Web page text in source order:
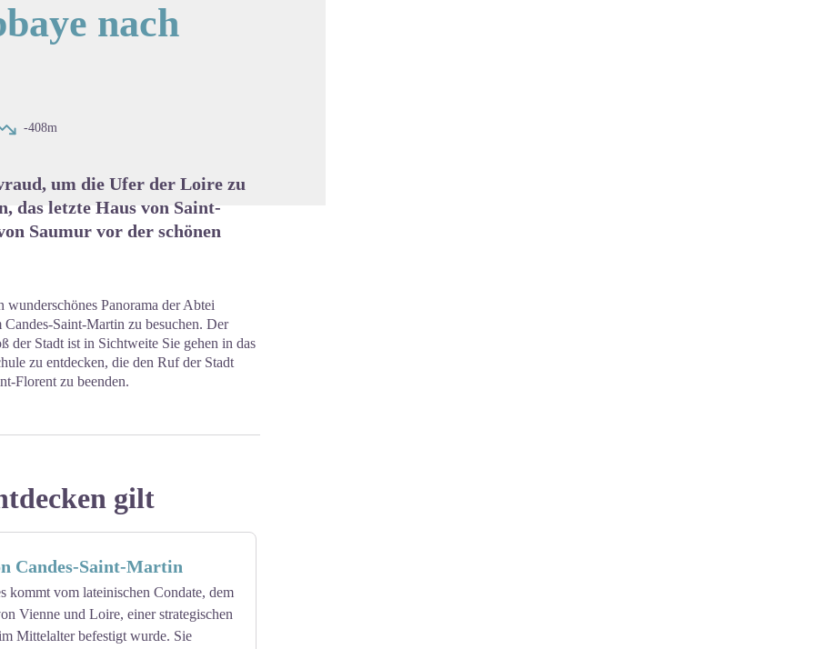
nach
-408m
um die Ufer der Loire zu
das letzte Haus von Saint-
Saumur vor der schönen
Panorama der Abtei
Saint-Martin zu besuchen. Der
der Stadt ist in Sichtweite Sie gehen in das
zu entdecken, die den Ruf der Stadt
Florent zu beenden.
gilt
Candes-Saint-Martin
kommt vom lateinischen Condate, dem
Vienne und Loire, einer strategischen
Mittelalter befestigt wurde. Sie